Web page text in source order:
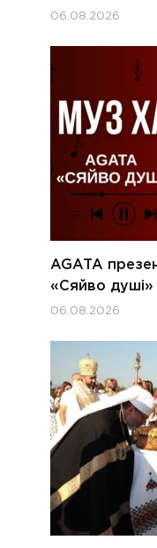
06.08.2026
AGATA
«Сяйво душі»
06.08.2026